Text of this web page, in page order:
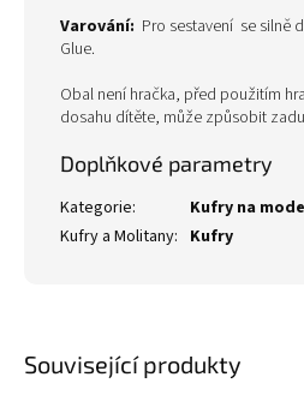
Související produkty
Varování: Pro sestavení se silně
Glue.
Obal není hračka, před použitím
dosahu dítěte, může způsobit
Doplňkové parametry
Kategorie:
Kufry na
Kufry a Molitany: Kufry